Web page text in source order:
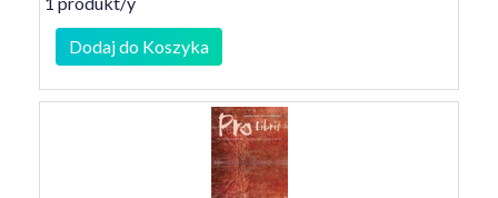
Dodaj do Koszyka